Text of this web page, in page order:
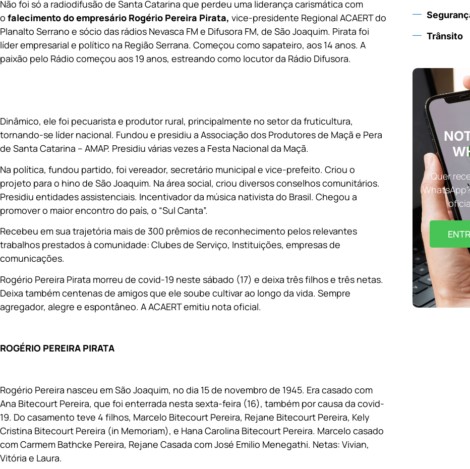
Não foi só a radiodifusão de Santa Catarina que perdeu uma liderança carismática com
o falecimento do empresário Rogério Pereira Pirata, vice-presidente Regional ACAERT do
Planalto Serrano e sócio das rádios Nevasca FM e Difusora FM, de São Joaquim. Pirata foi
líder empresarial e político na Região Serrana. Começou como sapateiro, aos 14 anos. A
paixão pelo Rádio começou aos 19 anos, estreando como locutor da Rádio Difusora.
Dinâmico, ele foi pecuarista e produtor rural, principalmente no setor da fruticultura,
tornando-se líder nacional. Fundou e presidiu a Associação dos Produtores de Maçã e Pera
de Santa Catarina – AMAP. Presidiu várias vezes a Festa Nacional da Maçã.
Na política, fundou partido, foi vereador, secretário municipal e vice-prefeito. Criou o
projeto para o hino de São Joaquim. Na área social, criou diversos conselhos comunitários.
Presidiu entidades assistenciais. Incentivador da música nativista do Brasil. Chegou a
promover o maior encontro do país, o “Sul Canta”.
Recebeu em sua trajetória mais de 300 prêmios de reconhecimento pelos relevantes
trabalhos prestados à comunidade: Clubes de Serviço, Instituições, empresas de
comunicações.
Rogério Pereira Pirata morreu de covid-19 neste sábado (17) e deixa três filhos e três netas.
Deixa também centenas de amigos que ele soube cultivar ao longo da vida. Sempre
agregador, alegre e espontâneo. A ACAERT emitiu nota oficial.
ROGÉRIO PEREIRA PIRATA
Rogério Pereira nasceu em São Joaquim, no dia 15 de novembro de 1945. Era casado com
Ana Bitecourt Pereira, que foi enterrada nesta sexta-feira (16), também por causa da covid-
19. Do casamento teve 4 filhos, Marcelo Bitecourt Pereira, Rejane Bitecourt Pereira, Kely
Cristina Bitecourt Pereira (in Memoriam), e Hana Carolina Bitecourt Pereira. Marcelo casado
com Carmem Bathcke Pereira, Rejane Casada com José Emilio Menegathi. Netas: Vivian,
Vitória e Laura.
Trânsito
Quer